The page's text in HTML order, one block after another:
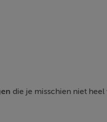
die je misschien niet